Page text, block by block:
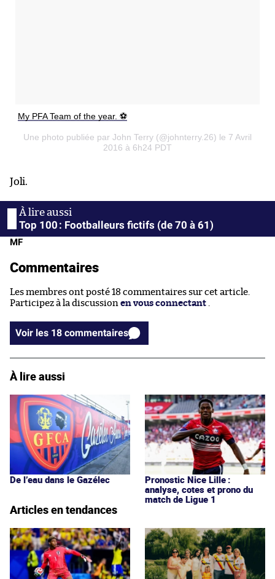
My PFA Team of the year. ⚽️
Une photo publiée par John Terry (@johnterry.26) le 7 Avril
2016 à 6h24 PDT
Joli.
Top 100 : Footballeurs fictifs (de 70 à 61)
MF
Commentaires
Les membres ont posté 18 commentaires sur cet article.
Participez à la discussion en vous connectant
Voir les 18 commentaires
À lire aussi
De l’eau dans le Gazélec
Pronostic Nice Lille :
analyse, cotes et prono du
match de Ligue 1
Articles en tendances